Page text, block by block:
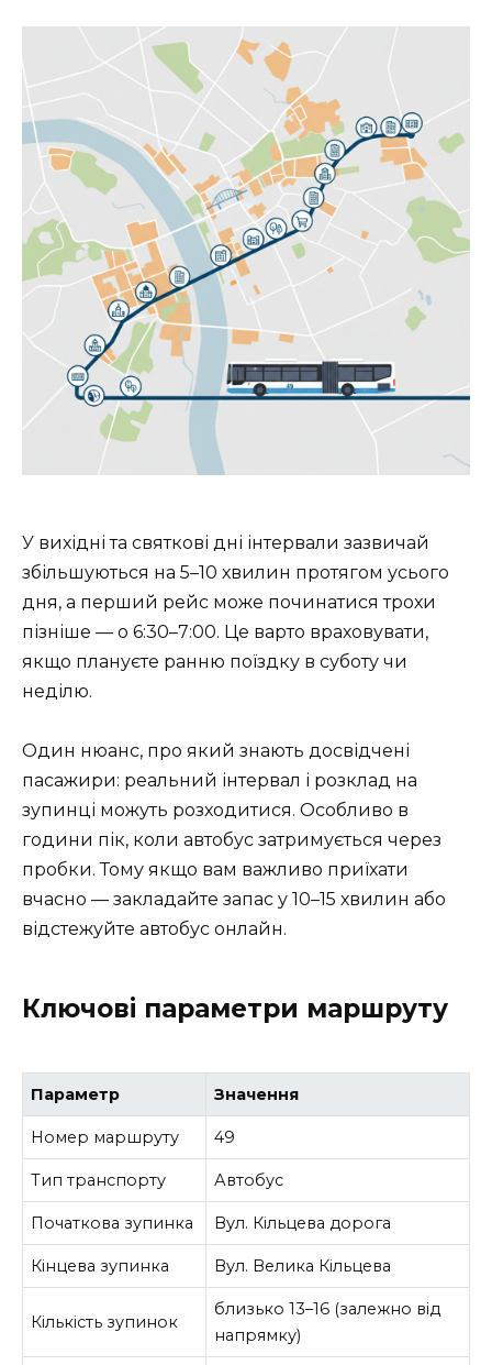
У вихідні та святкові дні інтервали зазвичай
збільшуються на 5–10 хвилин протягом усього
дня, а перший рейс може починатися трохи
пізніше — о 6:30–7:00. Це варто враховувати,
якщо плануєте ранню поїздку в суботу чи
неділю.
Один нюанс, про який знають досвідчені
пасажири: реальний інтервал і розклад на
зупинці можуть розходитися. Особливо в
години пік, коли автобус затримується через
пробки. Тому якщо вам важливо приїхати
вчасно — закладайте запас у 10–15 хвилин або
відстежуйте автобус онлайн.
Ключові параметри маршруту
Параметр Значення
Номер маршруту 49
Тип транспорту Автобус
Початкова зупинка Вул. Кільцева дорога
Кінцева зупинка Вул. Велика Кільцева
Кількість зупинок
близько 13–16 (залежно від
напрямку)